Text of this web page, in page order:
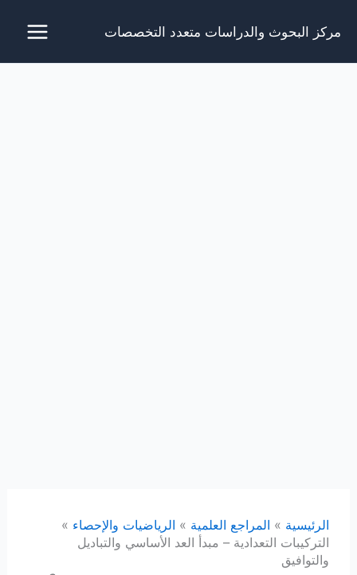
مركز البحوث والدراسات متعدد التخصصات
الرئيسية المراجع العلمية
الرياضيات والإحصاء
التركيبات التعدادية – مبدأ العد الأساسي والتباديل
والتوافيق